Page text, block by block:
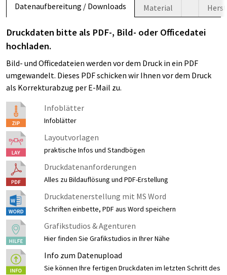
Datenaufbereitung / Downloads Material
Druckdaten bitte als PDF-, Bild- oder Officedatei
hochladen.
Bild- und Officedateien werden vor dem Druck in ein PDF
umgewandelt. Dieses PDF schicken wir Ihnen vor dem Druck
als Korrekturabzug per E-Mail zu.
Infoblätter
Infoblätter
Layoutvorlagen
praktische Infos und Standbögen
Druckdatenanforderungen
Alles zu Bildauflösung und PDF-Erstellung
Druckdatenerstellung mit MS Word
Schriften einbette, PDF aus Word speichern
Grafikstudios & Agenturen
Hier finden Sie Grafikstudios in Ihrer Nähe
Info zum Datenupload
Sie können Ihre fertigen Druckdaten im letzten Schritt des